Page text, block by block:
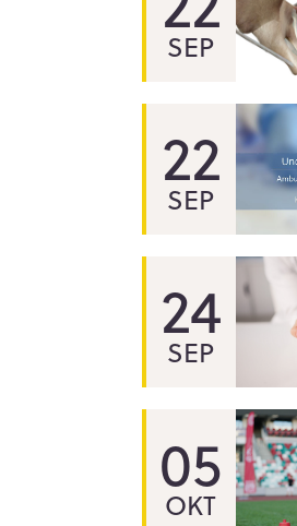
SEP
22
SEP
24
SEP
05
OKT